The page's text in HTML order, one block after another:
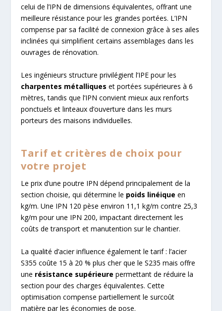
celui de l’IPN de dimensions équivalentes, offrant une
meilleure résistance pour les grandes portées. L’IPN
compense par sa facilité de connexion grâce à ses ailes
inclinées qui simplifient certains assemblages dans les
ouvrages de rénovation.
Les ingénieurs structure privilégient l’IPE pour les
charpentes métalliques et portées supérieures à 6
mètres, tandis que l’IPN convient mieux aux renforts
ponctuels et linteaux d’ouverture dans les murs
porteurs des maisons individuelles.
Tarif et critères de choix pour
votre projet
Le prix d’une poutre IPN dépend principalement de la
section choisie, qui détermine le poids linéique en
kg/m. Une IPN 120 pèse environ 11,1 kg/m contre 25,3
kg/m pour une IPN 200, impactant directement les
coûts de transport et manutention sur le chantier.
La qualité d’acier influence également le tarif : l’acier
S355 coûte 15 à 20 % plus cher que le S235 mais offre
une résistance supérieure permettant de réduire la
section pour des charges équivalentes. Cette
optimisation compense partiellement le surcoût
matière par les économies de pose.